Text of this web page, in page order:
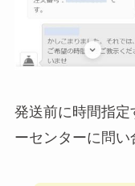
発送前に時間指
ーセンターに問い